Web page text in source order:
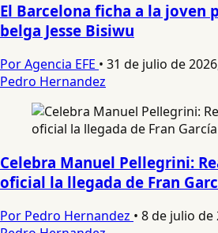
El Barcelona ficha a la joven
belga Jesse Bisiwu
Por Agencia EFE • 31 de julio de
Pedro Hernandez
Celebra Manuel Pellegrini:
oficial la llegada de Fran
Por Pedro Hernandez • 8 de julio de